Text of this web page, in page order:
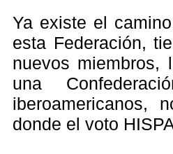
Ya existe el
esta Federación,
nuevos miembros,
una
iberoamericanos,
donde el voto